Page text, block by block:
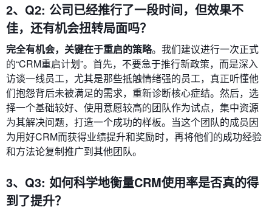
2、Q2: 公司已经推行了一段时间，但效果不
佳，还有机会扭转局面吗？
完全有机会，关键在于重启的策略。我们建议进行一次正式
的“CRM重启计划”。首先，不要急于推行新政策，而是深入
访谈一线员工，尤其是那些抵触情绪强的员工，真正听懂他
们抱怨背后未被满足的需求，重新诊断核心症结。然后，选
择一个基础较好、使用意愿较高的团队作为试点，集中资源
为其解决问题，打造一个成功的样板。当这个团队的成员因
为用好CRM而获得业绩提升和奖励时，再将他们的成功经验
和方法论复制推广到其他团队。
3、Q3: 如何科学地衡量CRM使用率是否真的得
到了提升？